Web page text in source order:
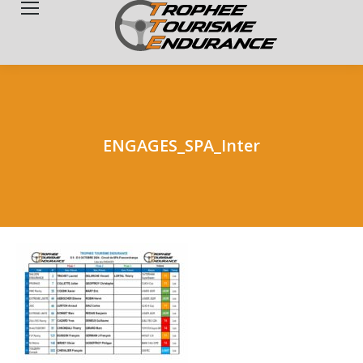
ENGAGES_SPA_Inter